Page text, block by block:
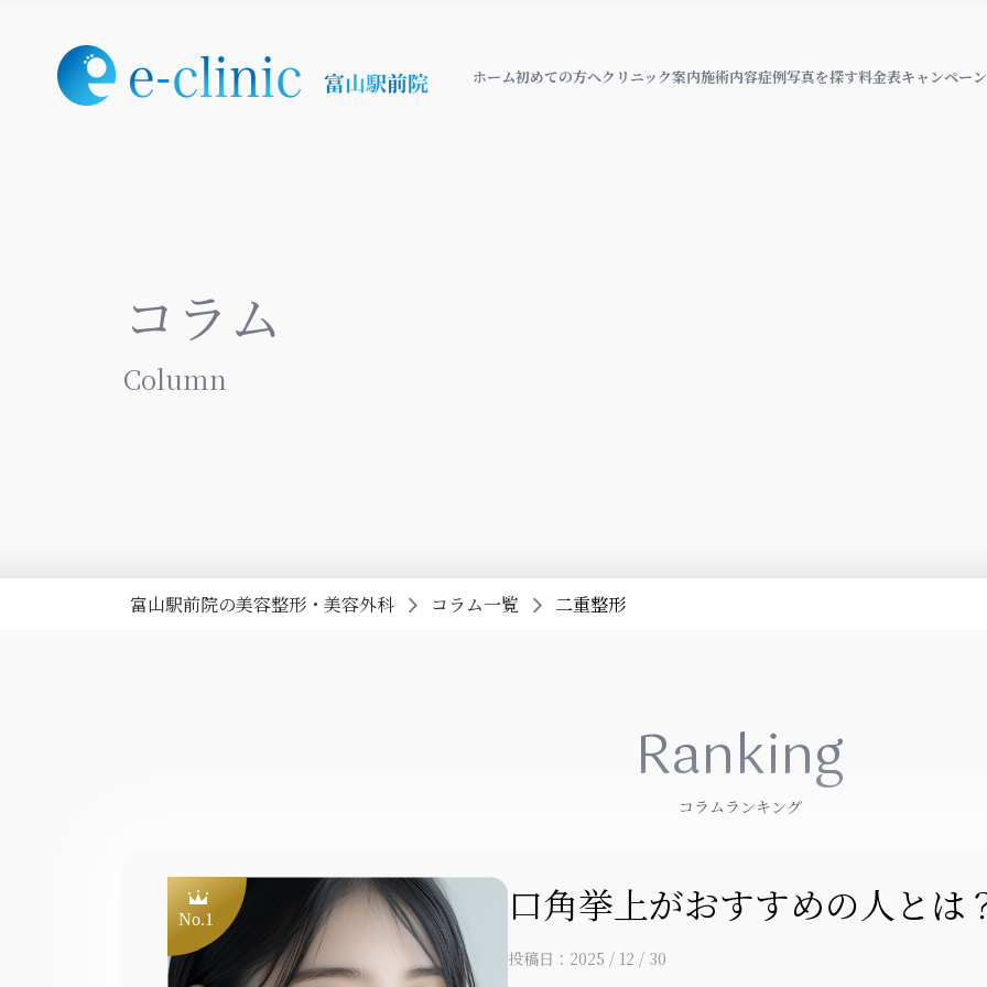
ホーム初めての方へクリニック案内施術内容症例写真を探す料金表キャンペーン
コラム
Column
富山駅前院の美容整形・美容外科 コラム一覧 二重整形
Ranking
コラムランキング
口角挙上がおすすめの人とは
投稿日：2025 / 12 / 30